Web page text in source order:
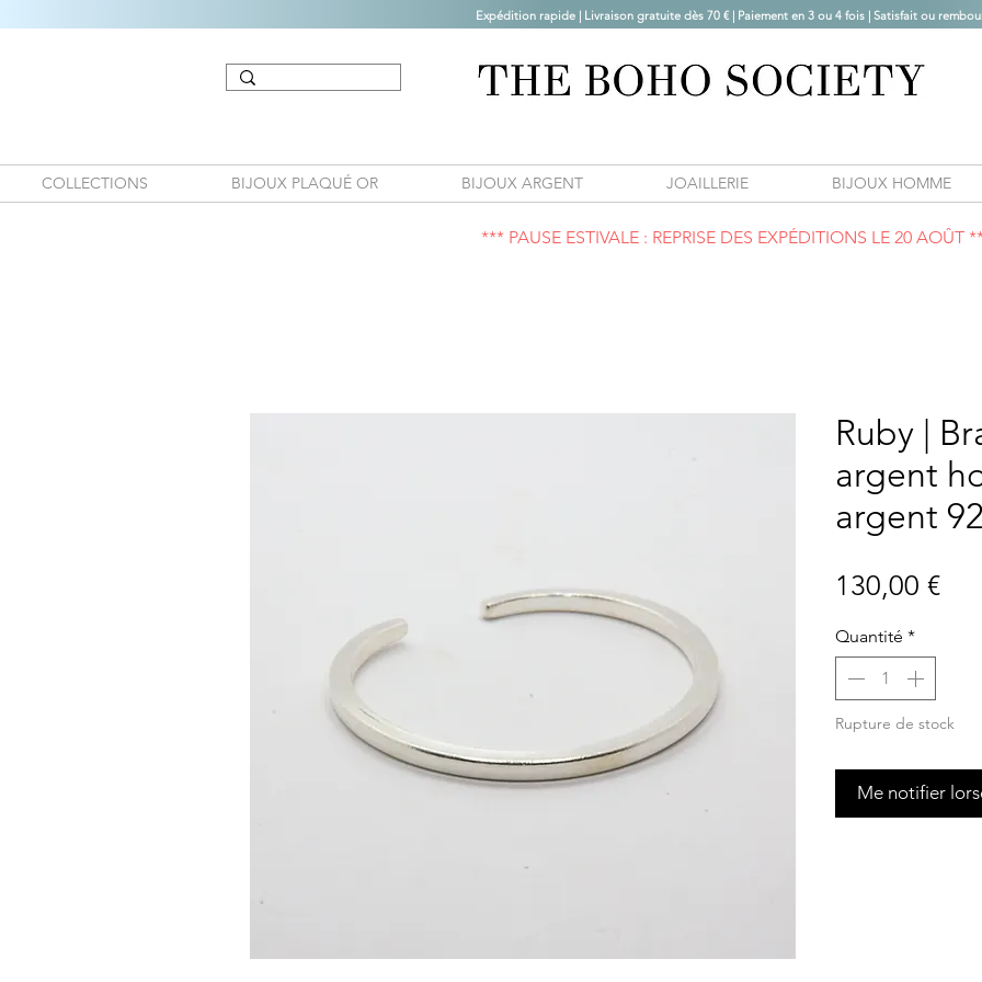
Expédition rapide | Livraison gratuite dès 70 € | Paiement en 3 ou 4 fois | Satisfait ou
COLLECTIONS BIJOUX PLAQUÉ OR BIJOUX ARGENT JOAILLERIE BIJOUX HOMME
*** PAUSE ESTIVALE : REPRISE DES EXPÉDITIONS LE 20 AOÛT
Ruby |
argent
argent
130,00 €Prix
Quantité *
Rupture de stock
Me notifier